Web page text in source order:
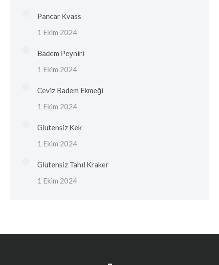
Pancar Kvass
1 Ekim 2024
Badem Peyniri
1 Ekim 2024
Ceviz Badem Ekmeği
1 Ekim 2024
Glutensiz Kek
1 Ekim 2024
Glutensiz Tahıl Kraker
1 Ekim 2024